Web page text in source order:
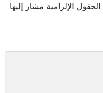
الحقول الإلزامية مشار إليها